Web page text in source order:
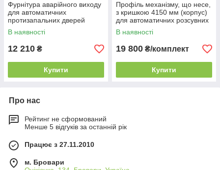
Фурнітура аварійного виходу
для автоматичних
протизапальних дверей
Антипанека Dorma SST BR
В наявності
12 210 ₴
Купити
Профіль механізму, що несе,
з кришкою 4150 мм (корпус)
для автоматичних розсувних
дверей Dorma ES200
В наявності
19 800 ₴/комплект
Купити
Про нас
Рейтинг не сформований
Менше 5 відгуків за останній рік
Працює з 27.11.2010
м. Бровари